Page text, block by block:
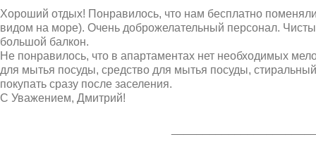
Хороший отдых! Понравилось, что нам бесплатно
видом на море). Очень доброжелательный персонал.
большой балкон.
Не понравилось, что в апартаментах нет необходимых
для мытья посуды, средство для мытья посуды,
покупать сразу после заселения.
С Уважением, Дмитрий!